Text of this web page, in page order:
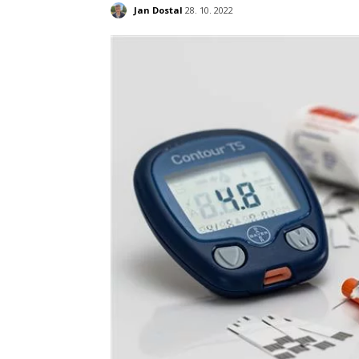
Jan Dostal 28. 10. 2022